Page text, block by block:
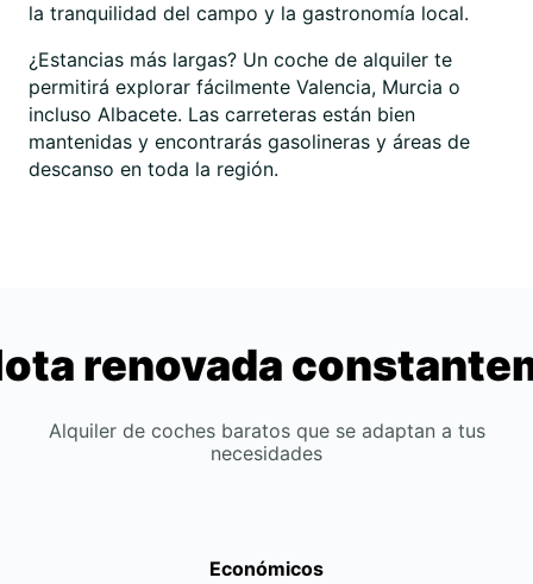
la tranquilidad del campo y la gastronomía local.
¿Estancias más largas? Un coche de alquiler te
permitirá explorar fácilmente Valencia, Murcia o
incluso Albacete. Las carreteras están bien
mantenidas y encontrarás gasolineras y áreas de
descanso en toda la región.
renovada
Alquiler de coches baratos que se adaptan a tus
necesidades
Económicos